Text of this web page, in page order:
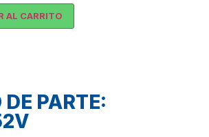
AL CARRITO
PARTE: